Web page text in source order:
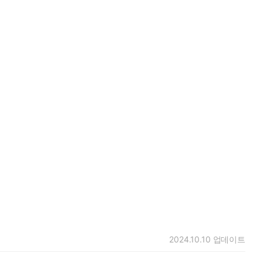
2024.10.10 업데이트